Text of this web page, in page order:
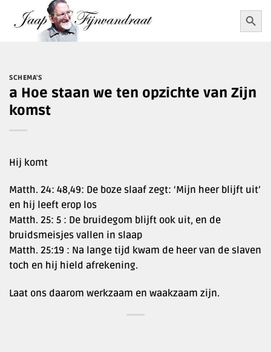
naar
Zoek
naar:
SCHEMA'S
a Hoe staan we ten opzichte van Zijn
komst
Hij komt
Matth. 24: 48,49: De boze slaaf zegt: ‘Mijn heer blijft uit’
en hij leeft erop los
Matth. 25: 5 : De bruidegom blijft ook uit, en de
bruidsmeisjes vallen in slaap
Matth. 25:19 : Na lange tijd kwam de heer van de slaven
toch en hij hield afrekening.
Laat ons daarom werkzaam en waakzaam zijn.